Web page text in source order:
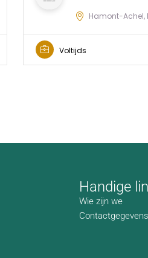
Hamont-Achel,
Voltijds
Handige
Wie zijn we
Contactgegevens